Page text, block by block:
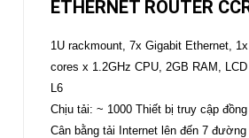
ĐỘNG
Hikvision
Camera
ETHERNET ROUTER
1U rackmount, 7x Gigabit Ethernet,
cores x 1.2GHz CPU, 2GB RAM,
L6
Chịu tải: ~ 1000 Thiết bị truy cập
Cân bằng tải Internet lên đến 7 đường